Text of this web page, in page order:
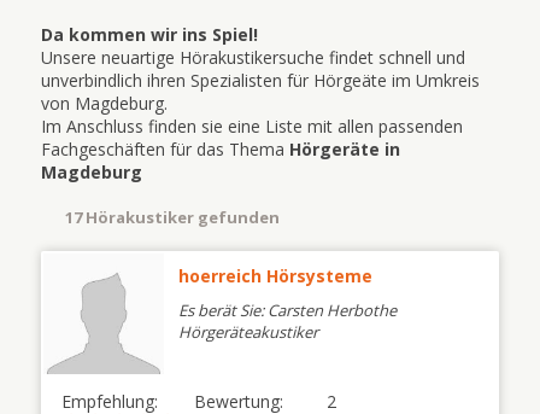
Da kommen wir ins Spiel!
Unsere neuartige Hörakustikersuche findet schnell und
unverbindlich ihren Spezialisten für Hörgeäte im Umkreis
von Magdeburg.
Im Anschluss finden sie eine Liste mit allen passenden
Fachgeschäften für das Thema Hörgeräte in
Magdeburg
17 Hörakustiker gefunden
hoerreich Hörsysteme
Es berät Sie: Carsten Herbothe
Hörgeräteakustiker
Empfehlung: 2
Bewertung: